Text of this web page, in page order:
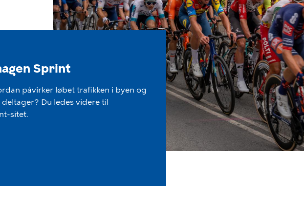
Sprint
påvirker løbet trafikken i byen og
Du ledes videre til
sitet.